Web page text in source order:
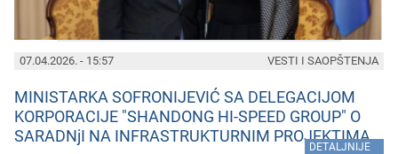
07.04.2026. - 15:57
MINISTARKA SOFRONIJEVIĆ SA DELEGACIJOM
KORPORACIJE "SHANDONG HI-SPEED GROUP" O
SARADNjI NA INFRASTRUKTURNIM PROJEKTIMA
DETALJNIJE
VESTI I SAOPŠTENJA